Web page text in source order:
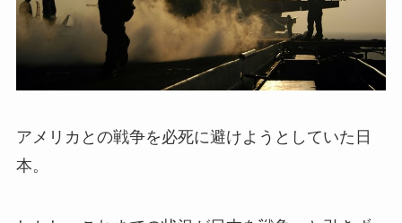
アメリカとの戦争を必死に避けようとしていた日
本。